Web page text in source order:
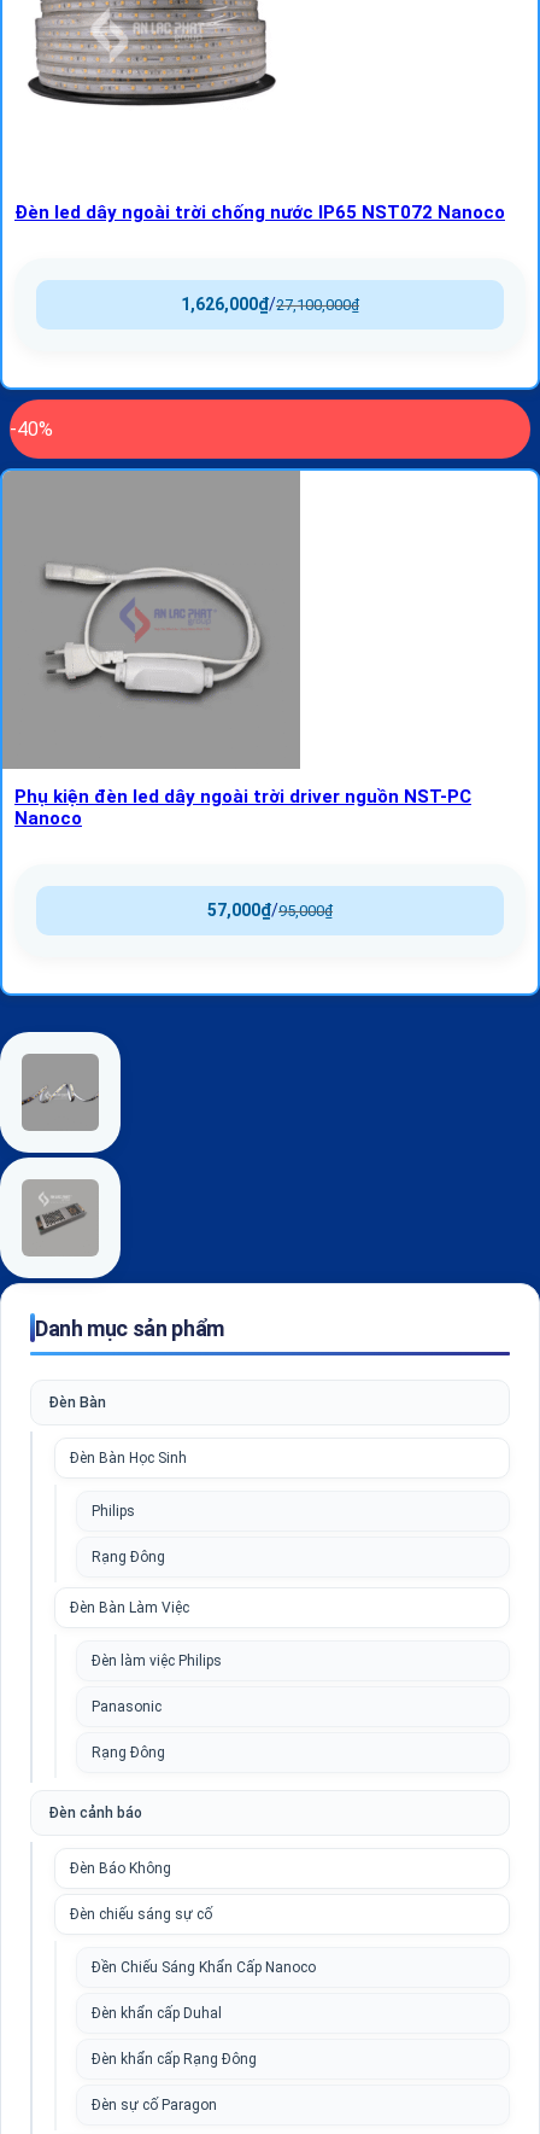
Đèn led dây ngoài trời chống nước IP65 NST072 Nanoco
27,100,000₫
/
1,626,000₫
-40%
Phụ kiện đèn led dây ngoài trời driver nguồn NST-PC
Nanoco
95,000₫
/
57,000₫
Danh mục sản phẩm
Đèn Bàn
Đèn Bàn Học Sinh
Philips
Rạng Đông
Đèn Bàn Làm Việc
Đèn làm việc Philips
Panasonic
Rạng Đông
Đèn cảnh báo
Đèn Báo Không
Đèn chiếu sáng sự cố
Đền Chiếu Sáng Khẩn Cấp Nanoco
Đèn khẩn cấp Duhal
Đèn khẩn cấp Rạng Đông
Đèn sự cố Paragon